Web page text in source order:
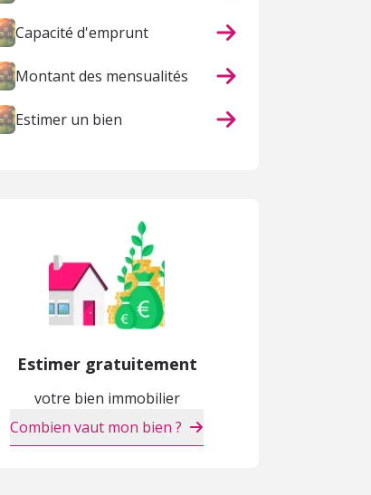
Capacité d'emprunt
Montant des mensualités
Estimer un bien
Estimer gratuitement
votre bien immobilier
Combien vaut mon bien ?